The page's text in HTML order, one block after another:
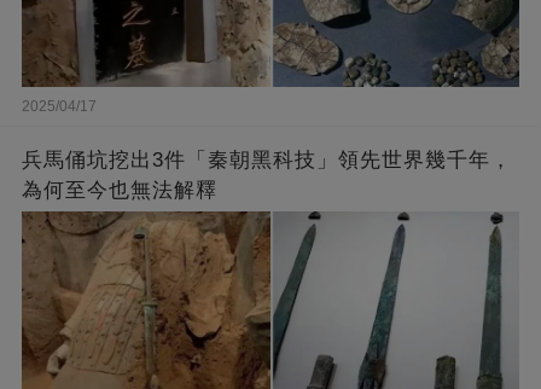
2025/04/17
兵馬俑坑挖出3件「秦朝黑科技」領先世界幾千年，
為何至今也無法解釋